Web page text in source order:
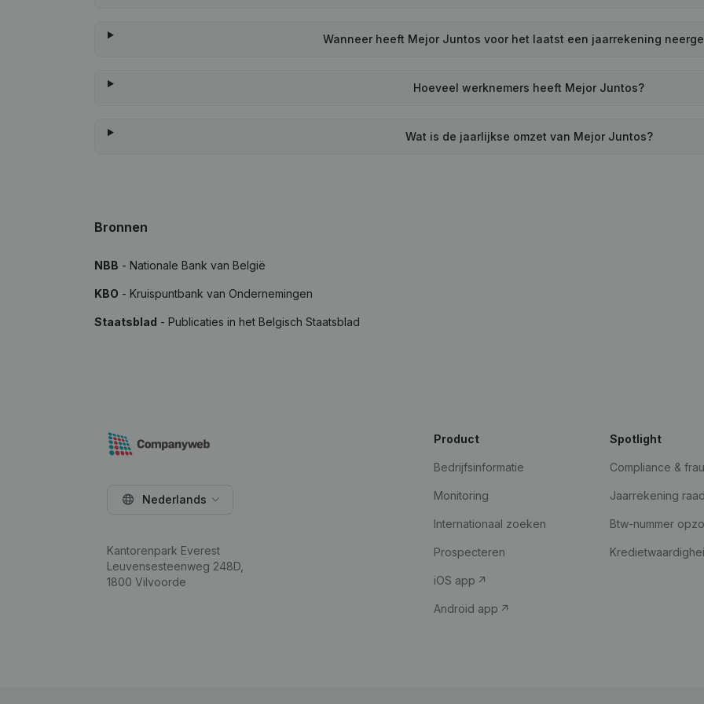
Wanneer heeft Mejor Juntos voor het laatst een jaarrekening
Hoeveel werknemers heeft Mejor Juntos?
Wat is de jaarlijkse omzet van Mejor Juntos?
Bronnen
NBB - Nationale Bank van België
KBO - Kruispuntbank van Ondernemingen
Staatsblad - Publicaties in het Belgisch Staatsblad
Nederlands
Kantorenpark Everest
Leuvensesteenweg 248D,
1800 Vilvoorde
Product
Bedrijfsinformatie
Monitoring
Internationaal zoeken
Prospecteren
iOS app
Android app
Spotlight
Compliance &
Jaarrekening
Btw-nummer